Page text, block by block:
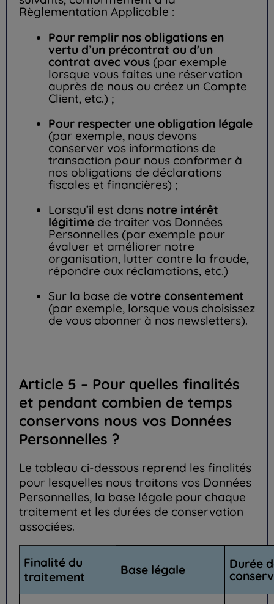
Règlementation Applicable :
Pour remplir nos obligations en
vertu d’un précontrat ou d'un
contrat avec vous (par exemple
lorsque vous faites une réservation
auprès de nous ou créez un Compte
Client, etc.) ;
Pour respecter une obligation légale
(par exemple, nous devons
conserver vos informations de
transaction pour nous conformer à
nos obligations de déclarations
fiscales et financières) ;
Lorsqu’il est dans notre intérêt
légitime de traiter vos Données
Personnelles (par exemple pour
évaluer et améliorer notre
organisation, lutter contre la fraude,
répondre aux réclamations, etc.)
Sur la base de votre consentement
(par exemple, lorsque vous choisissez
de vous abonner à nos newsletters).
Article 5 – Pour quelles finalités
et pendant combien de temps
conservons nous vos Données
Personnelles ?
Le tableau ci-dessous reprend les finalités
pour lesquelles nous traitons vos Données
Personnelles, la base légale pour chaque
traitement et les durées de conservation
associées.
Finalité du
traitement
Base légale
Durée